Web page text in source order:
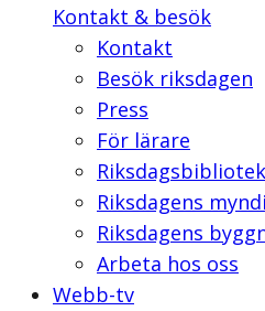
Kontakt & besök
Kontakt
Besök riksdagen
Press
För lärare
Riksdagens
Riksdagens
Arbeta hos oss
Webb-tv